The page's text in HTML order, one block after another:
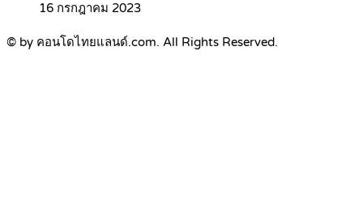
16 กรกฎาคม 2023
© by คอนโดไทยแลนด์.com. All Rights Reserved.